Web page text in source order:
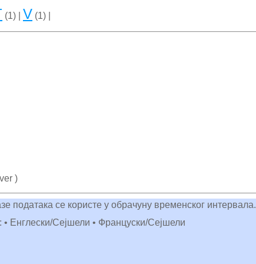
(1) | V (1) |
)
података се користе у обрачуну временског интервала.
: • Енглески/Сејшели • Француски/Сејшели